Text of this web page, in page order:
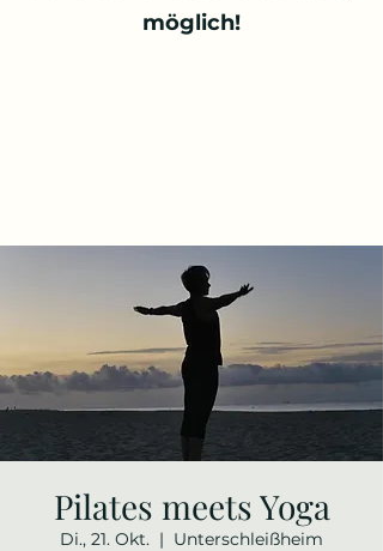
möglich!
Pilates meets Yoga
Di., 21. Okt.
  |
Unterschleißheim